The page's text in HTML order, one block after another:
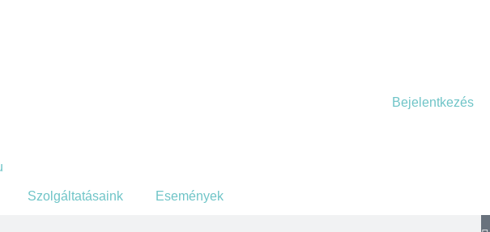
Bejelentkezés
Szolgáltatásaink Események